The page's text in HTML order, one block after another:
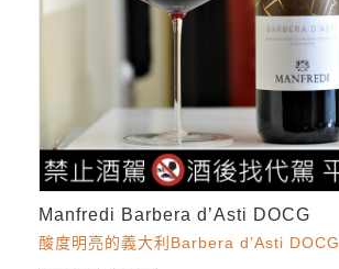
Manfredi Barbera d’Asti DOCG
酸度明亮的義大利Barbera d’Asti DOCG